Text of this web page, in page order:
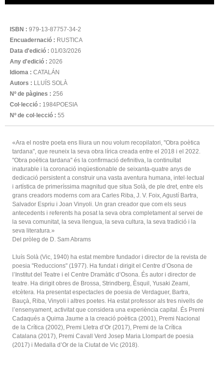
ISBN : 979-13-87757-34-2
Encuadernació : RUSTICA
Data d'edició : 01/03/2026
Any d'edició : 2026
Idioma : CATALÁN
Autors : LLUÍS SOLÀ
Nº de pàgines : 256
Col·lecció : 1984POESIA
Nº de col·lecció : 55
«Ara el nostre poeta ens lliura un nou volum recopilatori, "Obra poètica
tardana", que reuneix la seva obra lírica creada entre el 2018 i el 2022.
"Obra poètica tardana" és la confirmació definitiva, la continuïtat
inaturable i la coronació inqüestionable de seixanta-quatre anys de
dedicació persistent a construir una vasta aventura humana, intel·lectual
i artística de primeríssima magnitud que situa Solà, de ple dret, entre els
grans creadors moderns com ara Carles Riba, J. V. Foix, Agustí Bartra,
Salvador Espriu i Joan Vinyoli. Un gran creador que com els seus
antecedents i referents ha posat la seva obra completament al servei de
la seva comunitat, la seva llengua, la seva cultura, la seva tradició i la
seva literatura.»
Del pròleg de D. Sam Abrams
Lluís Solà (Vic, 1940) ha estat membre fundador i director de la revista de
poesia "Reduccions" (1977). Ha fundat i dirigit el Centre d’Osona de
l’Institut del Teatre i el Centre Dramàtic d’Osona. És autor i director de
teatre. Ha dirigit obres de Brossa, Strindberg, Èsquil, Yusaki Zeami,
etcètera. Ha presentat espectacles de poesia de Verdaguer, Bartra,
Bauçà, Riba, Vinyoli i altres poetes. Ha estat professor als tres nivells de
l’ensenyament, activitat que considera una experiència capital. És Premi
Cadaqués a Quima Jaume a la creació poètica (2001), Premi Nacional
de la Crítica (2002), Premi Lletra d’Or (2017), Premi de la Crítica
Catalana (2017), Premi Cavall Verd Josep Maria Llompart de poesia
(2017) i Medalla d’Or de la Ciutat de Vic (2018).